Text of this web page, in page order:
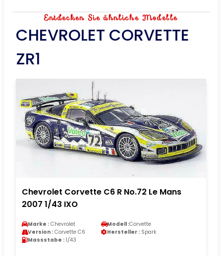
Entdecken Sie ähnliche Modelle
CHEVROLET CORVETTE
ZR1
Chevrolet Corvette C6 R No.72 Le Mans
2007 1/43 IXO
Marke : Chevrolet Modell :Corvette
Version : Corvette C6 Hersteller : Spark
Massstabe : 1/43